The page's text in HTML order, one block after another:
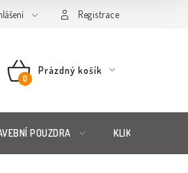
GDPR FAQ Registrace
NÁKUPNÍ
Prázdný košík
POUZDRA KLIKY & KOVÁNÍ